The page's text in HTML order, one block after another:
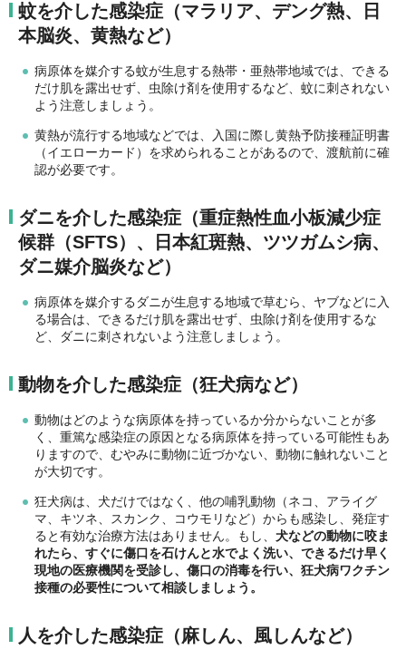
蚊を介した感染症（マラリア、デング熱、日
本脳炎、黄熱など）
病原体を媒介する蚊が生息する熱帯・亜熱帯地域では、できる
だけ肌を露出せず、虫除け剤を使用するなど、蚊に刺されない
よう注意しましょう。
黄熱が流行する地域などでは、入国に際し黄熱予防接種証明書
（イエローカード）を求められることがあるので、渡航前に確
認が必要です。
ダニを介した感染症（重症熱性血小板減少症
候群（SFTS）、日本紅斑熱、ツツガムシ病、
ダニ媒介脳炎など）
病原体を媒介するダニが生息する地域で草むら、ヤブなどに入
る場合は、できるだけ肌を露出せず、虫除け剤を使用するな
ど、ダニに刺されないよう注意しましょう。
動物を介した感染症（狂犬病など）
動物はどのような病原体を持っているか分からないことが多
く、重篤な感染症の原因となる病原体を持っている可能性もあ
りますので、むやみに動物に近づかない、動物に触れないこと
が大切です。
狂犬病は、犬だけではなく、他の哺乳動物（ネコ、アライグ
マ、キツネ、スカンク、コウモリなど）からも感染し、発症す
ると有効な治療方法はありません。もし、 犬などの動物に咬ま
れたら、すぐに傷口を石けんと水でよく洗い、できるだけ早く
現地の医療機関を受診し、傷口の消毒を行い、狂犬病ワクチン
接種の必要性について相談しましょう。
人を介した感染症（麻しん、風しんなど）